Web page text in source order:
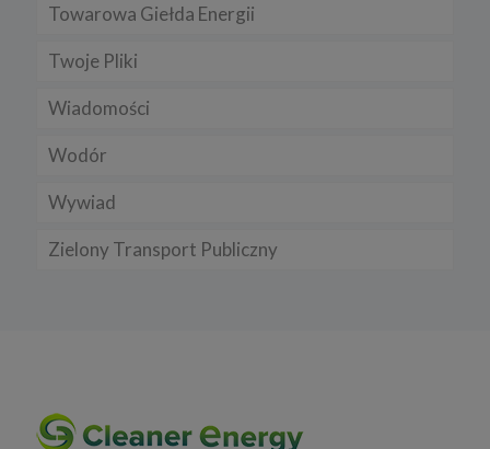
Towarowa Giełda Energii
Twoje Pliki
Wiadomości
Wodór
Wywiad
Zielony Transport Publiczny